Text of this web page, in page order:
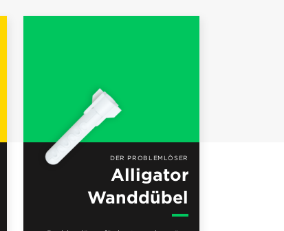
DER PROBLEMLÖSER
Alligator
Wanddübel